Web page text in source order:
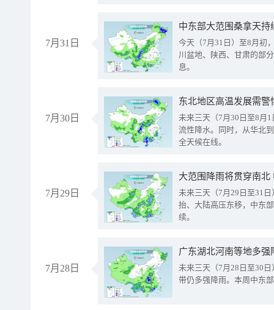
7月31日
中东部大范围桑拿天
今天（7月31日）至8月初
川盆地、陕西、甘肃的部
息。
7月30日
东北地区高温发展需
未来三天（7月30日至8月
流性降水。同时，从华北
全天候在线。
7月29日
大范围降雨将贯穿南
未来三天（7月29日至31
抬、大陆高压东移，中东
续。
7月28日
广东湖北河南等地多
未来三天（7月28日至30
带仍多强降雨。本周中东